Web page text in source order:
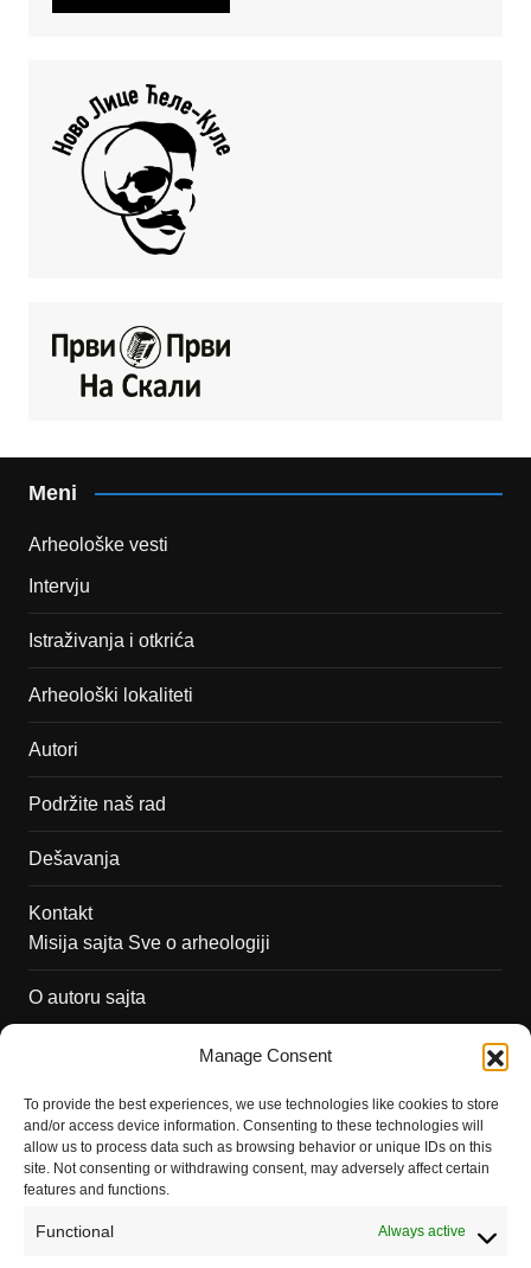
Manage Consent
To provide the best experiences, we use technologies like cookies to store
and/or access device information. Consenting to these technologies will
allow us to process data such as browsing behavior or unique IDs on this
site. Not consenting or withdrawing consent, may adversely affect certain
features and functions.
Functional Always active
Meni
Arheološke vesti
Intervju
Istraživanja i otkrića
Arheološki lokaliteti
Autori
Podržite naš rad
Dešavanja
Kontakt
Misija sajta Sve o arheologiji
O autoru sajta
Saradnja